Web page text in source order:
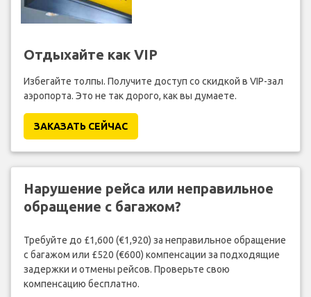
Отдыхайте как VIP
Избегайте толпы. Получите доступ со скидкой в VIP-зал
аэропорта. Это не так дорого, как вы думаете.
ЗАКАЗАТЬ СЕЙЧАС
Нарушение рейса или неправильное
обращение с багажом?
Требуйте до £1,600 (€1,920) за неправильное обращение
с багажом или £520 (€600) компенсации за подходящие
задержки и отмены рейсов. Проверьте свою
компенсацию бесплатно.